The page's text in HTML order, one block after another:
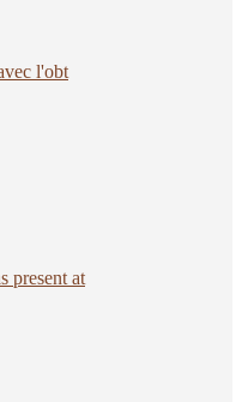
l'obt
present at